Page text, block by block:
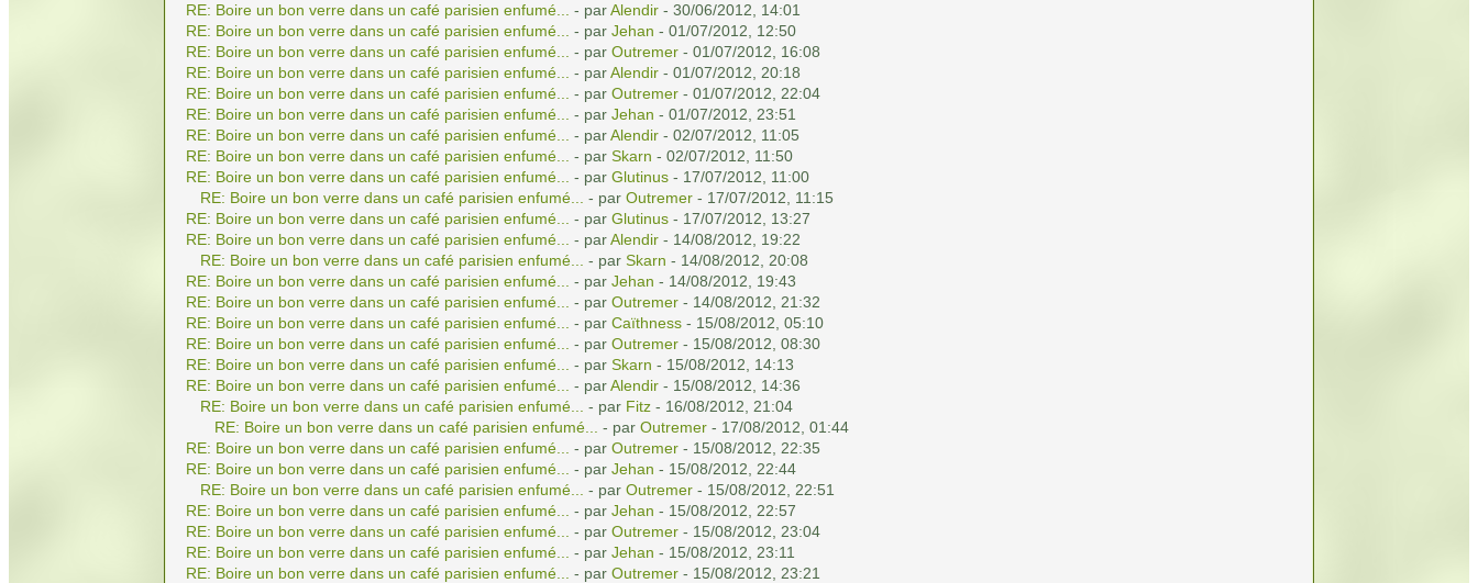
RE: Boire un bon verre dans un café parisien enfumé...
- parAlendir- 30/06/2012, 14:01
RE: Boire un bon verre dans un café parisien enfumé...
- par Jehan - 01/07/2012, 12:50
RE: Boire un bon verre dans un café parisien enfumé...
- par Outremer- 01/07/2012, 16:08
RE: Boire un bon verre dans un café parisien enfumé...
- parAlendir- 01/07/2012, 20:18
RE: Boire un bon verre dans un café parisien enfumé...
- par Outremer- 01/07/2012, 22:04
RE: Boire un bon verre dans un café parisien enfumé...
- par Jehan - 01/07/2012, 23:51
RE: Boire un bon verre dans un café parisien enfumé...
- parAlendir- 02/07/2012, 11:05
RE: Boire un bon verre dans un café parisien enfumé...
- par Skarn - 02/07/2012, 11:50
RE: Boire un bon verre dans un café parisien enfumé...
- par Glutinus- 17/07/2012, 11:00
RE: Boire un bon verre dans un café parisien enfumé...
- par Outremer- 17/07/2012, 11:15
RE: Boire un bon verre dans un café parisien enfumé...
- par Glutinus- 17/07/2012, 13:27
RE: Boire un bon verre dans un café parisien enfumé...
- parAlendir- 14/08/2012, 19:22
RE: Boire un bon verre dans un café parisien enfumé...
- par Skarn - 14/08/2012, 20:08
RE: Boire un bon verre dans un café parisien enfumé...
- par Jehan - 14/08/2012, 19:43
RE: Boire un bon verre dans un café parisien enfumé...
- par Outremer- 14/08/2012, 21:32
RE: Boire un bon verre dans un café parisien enfumé...
- par Caïthness- 15/08/2012, 05:10
RE: Boire un bon verre dans un café parisien enfumé...
- par Outremer- 15/08/2012, 08:30
RE: Boire un bon verre dans un café parisien enfumé...
- par Skarn - 15/08/2012, 14:13
RE: Boire un bon verre dans un café parisien enfumé...
- parAlendir- 15/08/2012, 14:36
RE: Boire un bon verre dans un café parisien enfumé...
- par Fitz- 16/08/2012, 21:04
RE: Boire un bon verre dans un café parisien enfumé...
- par Outremer- 17/08/2012, 01:44
RE: Boire un bon verre dans un café parisien enfumé...
- par Outremer- 15/08/2012, 22:35
RE: Boire un bon verre dans un café parisien enfumé...
- par Jehan - 15/08/2012, 22:44
RE: Boire un bon verre dans un café parisien enfumé...
- par Outremer- 15/08/2012, 22:51
RE: Boire un bon verre dans un café parisien enfumé...
- par Jehan - 15/08/2012, 22:57
RE: Boire un bon verre dans un café parisien enfumé...
- par Outremer- 15/08/2012, 23:04
RE: Boire un bon verre dans un café parisien enfumé...
- par Jehan - 15/08/2012, 23:11
RE: Boire un bon verre dans un café parisien enfumé...
- par Outremer- 15/08/2012, 23:21